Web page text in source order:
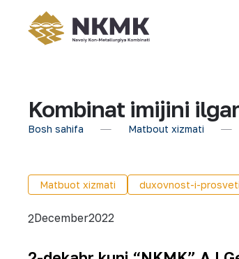
Kombinat imijini
Bosh sahifa Matbout xizmati
Matbuot xizmati duxovnost-i-
2December2022